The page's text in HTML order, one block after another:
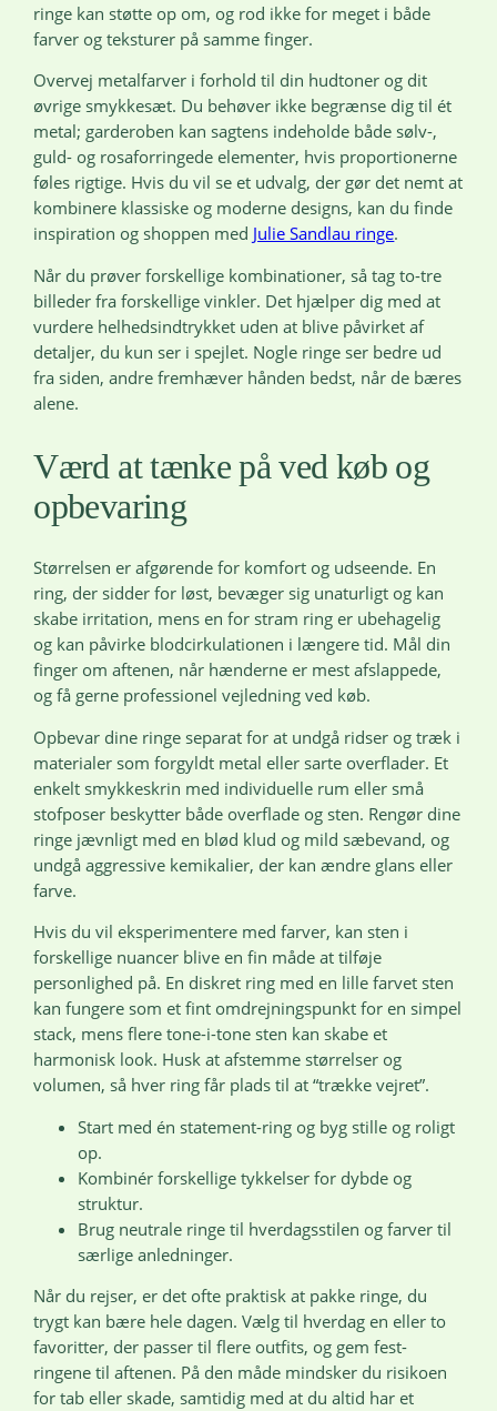
ringe kan støtte op om, og rod ikke for meget i både
farver og teksturer på samme finger.
Overvej metalfarver i forhold til din hudtoner og dit
øvrige smykkesæt. Du behøver ikke begrænse dig til ét
metal; garderoben kan sagtens indeholde både sølv-,
guld- og rosaforringede elementer, hvis proportionerne
føles rigtige. Hvis du vil se et udvalg, der gør det nemt at
kombinere klassiske og moderne designs, kan du finde
inspiration og shoppen med Julie Sandlau ringe.
Når du prøver forskellige kombinationer, så tag to-tre
billeder fra forskellige vinkler. Det hjælper dig med at
vurdere helhedsindtrykket uden at blive påvirket af
detaljer, du kun ser i spejlet. Nogle ringe ser bedre ud
fra siden, andre fremhæver hånden bedst, når de bæres
alene.
Værd at tænke på ved køb og
opbevaring
Størrelsen er afgørende for komfort og udseende. En
ring, der sidder for løst, bevæger sig unaturligt og kan
skabe irritation, mens en for stram ring er ubehagelig
og kan påvirke blodcirkulationen i længere tid. Mål din
finger om aftenen, når hænderne er mest afslappede,
og få gerne professionel vejledning ved køb.
Opbevar dine ringe separat for at undgå ridser og træk i
materialer som forgyldt metal eller sarte overflader. Et
enkelt smykkeskrin med individuelle rum eller små
stofposer beskytter både overflade og sten. Rengør dine
ringe jævnligt med en blød klud og mild sæbevand, og
undgå aggressive kemikalier, der kan ændre glans eller
farve.
Hvis du vil eksperimentere med farver, kan sten i
forskellige nuancer blive en fin måde at tilføje
personlighed på. En diskret ring med en lille farvet sten
kan fungere som et fint omdrejningspunkt for en simpel
stack, mens flere tone-i-tone sten kan skabe et
harmonisk look. Husk at afstemme størrelser og
volumen, så hver ring får plads til at “trække vejret”.
Start med én statement-ring og byg stille og roligt
op.
Kombinér forskellige tykkelser for dybde og
struktur.
Brug neutrale ringe til hverdagsstilen og farver til
særlige anledninger.
Når du rejser, er det ofte praktisk at pakke ringe, du
trygt kan bære hele dagen. Vælg til hverdag en eller to
favoritter, der passer til flere outfits, og gem fest-
ringene til aftenen. På den måde mindsker du risikoen
for tab eller skade, samtidig med at du altid har et